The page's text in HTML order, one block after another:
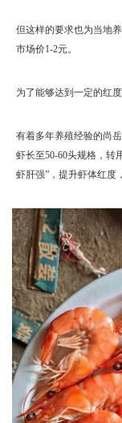
但这样的要求也为当地
市场价1-2元。
为了能够达到一定的红
有着多年养殖经验的尚
虾长至50-60头规格，转
虾肝强”，提升虾体红度